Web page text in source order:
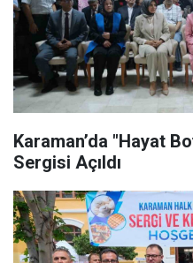
Karaman’da "Hayat
Sergisi Açıldı